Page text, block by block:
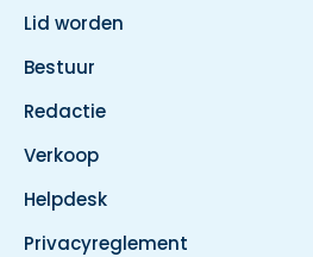
Lid worden
Bestuur
Redactie
Verkoop
Helpdesk
Privacyreglement